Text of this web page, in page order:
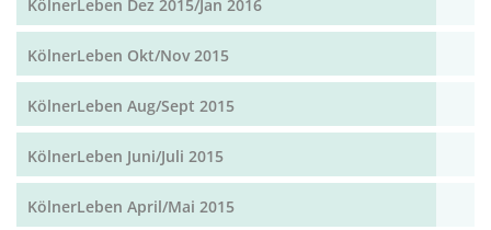
KölnerLeben Dez 2015/Jan 2016
KölnerLeben Okt/Nov 2015
KölnerLeben Aug/Sept 2015
KölnerLeben Juni/Juli 2015
KölnerLeben April/Mai 2015